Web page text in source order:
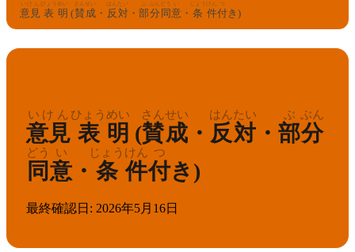
意見
いけん
表
ひょう
明
めい
(賛
さん
成
せい
・ 反
はん
対
たい
・ 部
ぶ
分
ぶん
同
どう
意
い
・ 条
じょう
件
けん
付
つ
き)
意見
いけん
表
ひょう
明
めい
(賛
さん
成
せい
・ 反
はん
対
たい
・ 部
ぶ
分
ぶん
同
どう
意
い
・ 条
じょう
件
けん
付
つ
き)
最終確認日 : 2026年5月16日